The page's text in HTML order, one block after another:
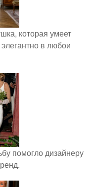
которая умеет
в любои
помогло дизайнеру